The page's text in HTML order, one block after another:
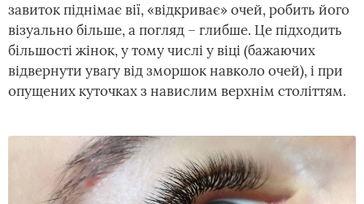
завиток піднімає вії, «відкриває» очей, робить його
візуально більше, а погляд – глибше. Це підходить
більшості жінок, у тому числі у віці (бажаючих
відвернути увагу від зморшок навколо очей), і при
опущених куточках з навислим верхнім століттям.